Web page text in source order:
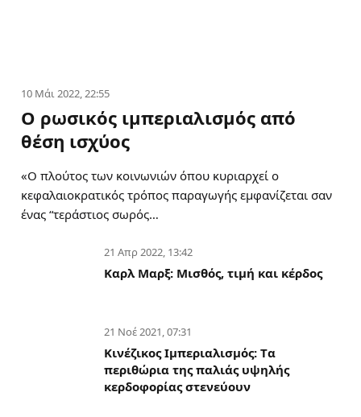
10 Μάι 2022, 22:55
Ο ρωσικός ιμπεριαλισμός από
θέση ισχύος
«Ο πλούτος των κοινωνιών όπου κυριαρχεί ο
κεφαλαιοκρατικός τρόπος παραγωγής εμφανίζεται σαν
ένας “τεράστιος σωρός…
21 Απρ 2022, 13:42
Καρλ Μαρξ: Μισθός, τιμή και κέρδος
21 Νοέ 2021, 07:31
Κινέζικος Ιμπεριαλισμός: Tα
περιθώρια της παλιάς υψηλής
κερδοφορίας στενεύουν